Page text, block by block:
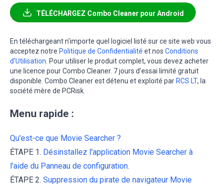
TÉLÉCHARGEZ Combo Cleaner pour Android
En téléchargeant n'importe quel logiciel listé sur ce site web vous
acceptez notre Politique de Confidentialité et nos Conditions
d’Utilisation . Pour utiliser le produit complet, vous devez acheter
une licence pour Combo Cleaner. 7 jours d’essai limité gratuit
disponible. Combo Cleaner est détenu et exploité parRCS LT, la
société mère de PCRisk.
Menu rapide :
Qu'est-ce que Movie Searcher ?
ÉTAPE 1. Désinstallez l'application Movie Searcher à
l'aide du Panneau de configuration.
ÉTAPE 2. Suppression du pirate de navigateur Movie